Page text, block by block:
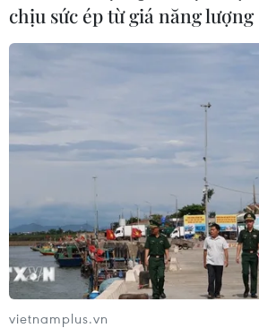
65.778 USD. Kỷ lục gần nhất mà
64.895 USD xác lập hồi giữa tháng
chịu sức ép từ giá năng lượng
vietnamplus.vn